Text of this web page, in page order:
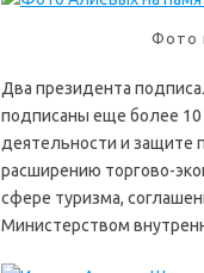
Фото
Два президента
подписаны еще более
деятельности и защите
расширению торгово-
сфере туризма,
Министерством